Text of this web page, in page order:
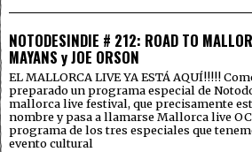
NOTODESINDIE # 212: ROAD TO
MAYANS y JOE ORSON
EL MALLORCA LIVE YA ESTÁ AQUÍ!!!!!
preparado un programa especial de
mallorca live festival, que precisamente
nombre y pasa a llamarse Mallorca live
programa de los tres especiales que
evento cultural